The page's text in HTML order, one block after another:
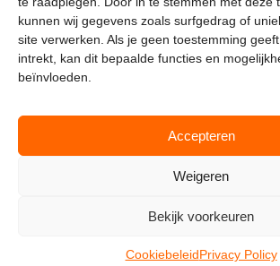
kunnen wij gegevens zoals surfgedrag of
site verwerken. Als je geen toestemming
intrekt, kan dit bepaalde functies en
beïnvloeden.
Accepteren
Weigeren
Bekijk voorkeuren
CookiebeleidPrivacy Policy
e.info@hetindustriehuis.com
KVK 51483904
BTW NL850044522B01